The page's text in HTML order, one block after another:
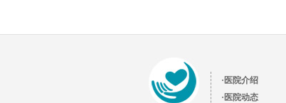
·医院介绍
·医院动态